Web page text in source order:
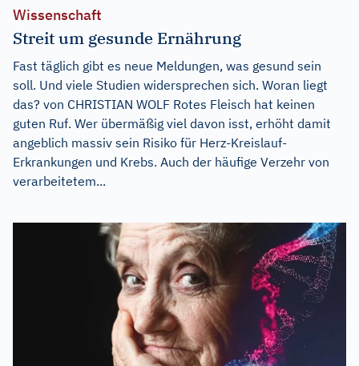
Wissenschaft
Streit um gesunde Ernährung
Fast täglich gibt es neue Meldungen, was gesund sein
soll. Und viele Studien widersprechen sich. Woran liegt
das? von CHRISTIAN WOLF Rotes Fleisch hat keinen
guten Ruf. Wer übermäßig viel davon isst, erhöht damit
angeblich massiv sein Risiko für Herz-Kreislauf-
Erkrankungen und Krebs. Auch der häufige Verzehr von
verarbeitetem...